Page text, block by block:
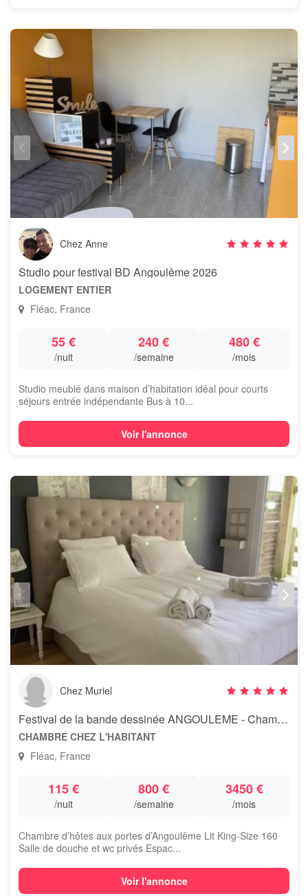
Chez Anne
Studio pour festival BD Angoulême 2026
LOGEMENT ENTIER
Fléac, France
55 €
/nuit
240 €
/semaine
480 €
/mois
Studio meublé dans maison d’habitation idéal pour courts
séjours entrée indépendante Bus à 10...
Voir l'annonce
Chez Muriel
Festival de la bande dessinée ANGOULEME - Chambre d’hôtes Tilleul
CHAMBRE CHEZ L'HABITANT
Fléac, France
115 €
/nuit
800 €
/semaine
3450 €
/mois
Chambre d’hôtes aux portes d’Angoulême Lit King-Size 160
Salle de douche et wc privés Espac...
Voir l'annonce